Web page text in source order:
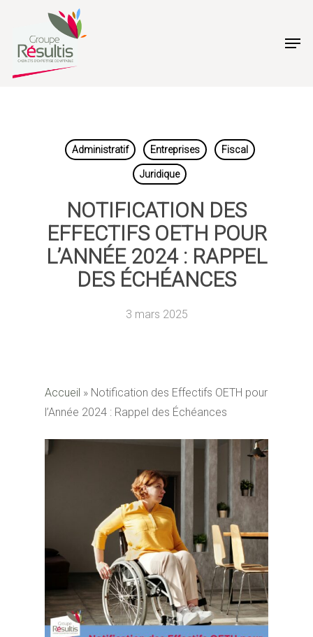
main
Administratif Entreprises Fiscal
Juridique
NOTIFICATION DES
EFFECTIFS OETH POUR
L’ANNÉE 2024 : RAPPEL
DES ÉCHÉANCES
3 mars 2025
Accueil » Notification des Effectifs OETH pour
l’Année 2024 : Rappel des Échéances